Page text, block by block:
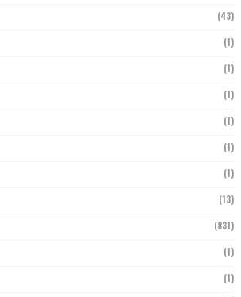
(43)
(1)
(1)
(1)
(1)
(1)
(1)
(13)
(831)
(1)
(1)